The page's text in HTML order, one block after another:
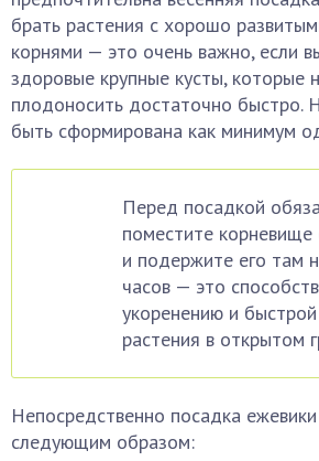
брать растения с хорошо
корнями — это очень важно, если
здоровые крупные кусты, которые
плодоносить достаточно быстро.
быть сформирована как минимум
Перед посадкой
поместите
и подержите его там
часов — это
укоренению и
растения в открытом
Непосредственно посадка
следующим образом: